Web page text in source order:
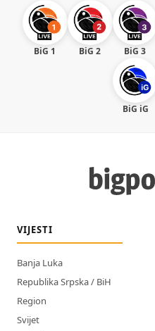
BiG 1 BiG 2 BiG 3
BiG iG
VIJESTI
Banja Luka
Republika Srpska / BiH
Region
Svijet